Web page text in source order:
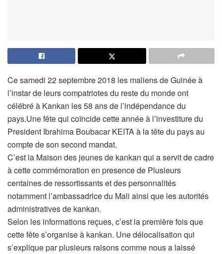
Ce samedi 22 septembre 2018 les maliens de Guinée à
l’instar de leurs compatriotes du reste du monde ont
célébré à Kankan les 58 ans de l’indépendance du
pays.Une fête qui coïncide cette année à l’investiture du
President Ibrahima Boubacar KEITA à la tête du pays au
compte de son second mandat.
C’est la Maison des jeunes de kankan qui a servit de cadre
à cette commémoration en presence de Plusieurs
centaines de ressortissants et des personnalités
notamment l’ambassadrice du Mali ainsi que les autorités
administratives de kankan.
Selon les informations reçues, c’est la première fois que
cette fête s’organise à kankan. Une délocalisation qui
s’explique par plusieurs raisons comme nous a laissé